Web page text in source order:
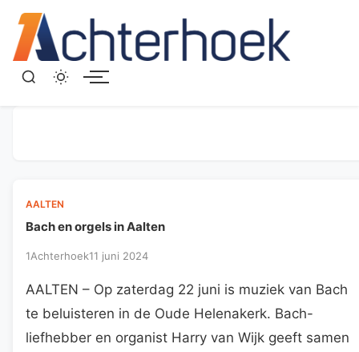
AALTEN
Bach en orgels in Aalten
1Achterhoek11 juni 2024
AALTEN – Op zaterdag 22 juni is muziek van Bach
te beluisteren in de Oude Helenakerk. Bach-
liefhebber en organist Harry van Wijk geeft samen